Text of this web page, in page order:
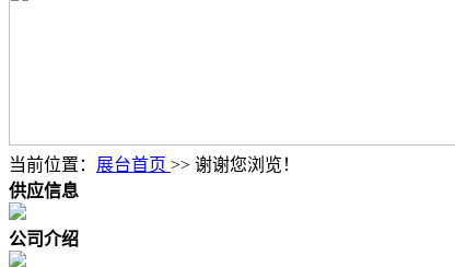
当前位置： 展台首页 >> 谢谢您浏览！
供应信息
公司介绍